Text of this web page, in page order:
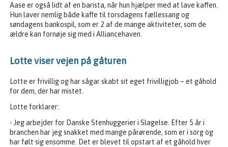
Aase er også lidt af en barista, når hun hjælper med at lave kaffen.
Hun laver nemlig både kaffe til torsdagens fællessang og
søndagens bankospil, som er 2 af de mange aktiviteter, som de
ældre kan fornøje sig med i Alliancehaven.
Lotte viser vejen på gåturen
Lotte er frivillig og har sågar skabt sit eget frivilligjob – et gåhold
for dem, der har mistet.
Lotte forklarer:
- Jeg arbejder for Danske Stenhuggerier i Slagelse. Efter 5 år i
branchen har jeg snakket med mange pårørende, som er i sorg og
har følt sig ensomme. Det er blevet til opstart af et gåhold hver